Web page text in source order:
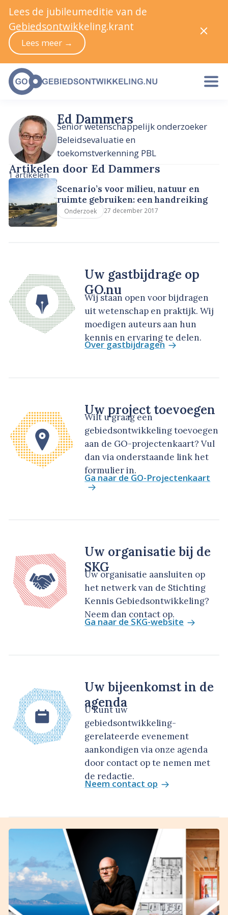
Ed Dammers
Senior wetenschappelijk onderzoeker
Beleidsevaluatie en
toekomstverkenning PBL
Artikelen door Ed Dammers
1 artikelen
Scenario’s voor milieu, natuur en
ruimte gebruiken: een handreiking
Onderzoek 27 december 2017
Uw gastbijdrage op
GO.nu
Wij staan open voor bijdragen
uit wetenschap en praktijk. Wij
moedigen auteurs aan hun
kennis en ervaring te delen.
Over gastbijdragen
Uw project toevoegen
Wilt u graag een
gebiedsontwikkeling toevoegen
aan de GO-projectenkaart? Vul
dan via onderstaande link het
formulier in.
Ga naar de GO-Projectenkaart
Uw organisatie bij de
SKG
Uw organisatie aansluiten op
het netwerk van de Stichting
Kennis Gebiedsontwikkeling?
Neem dan contact op.
Ga naar de SKG-website
Uw bijeenkomst in de
agenda
U kunt uw
gebiedsontwikkeling-
gerelateerde evenement
aankondigen via onze agenda
door contact op te nemen met
de redactie.
Neem contact op
Lees de jubileumeditie van de
Gebiedsontwikkeling.krant
Lees meer →